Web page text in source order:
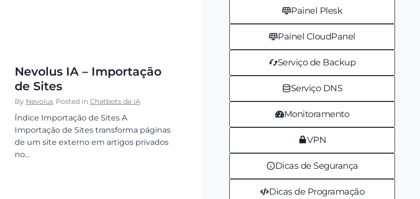
Nevolus IA – Importação
de Sites
By Nevolus Posted in Chatbots de IA
Índice Importação de Sites A
Importação de Sites transforma páginas
de um site externo em artigos privados
no…
Painel Plesk
Painel CloudPanel
Serviço de Backup
Serviço DNS
Monitoramento
VPN
Dicas de Segurança
Dicas de Programação